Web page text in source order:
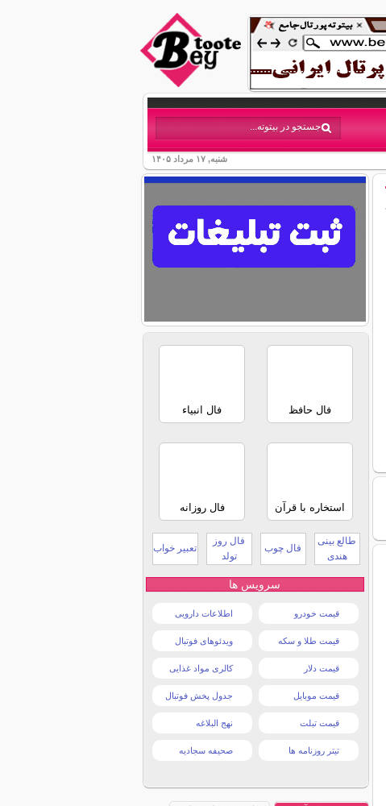
شنبه, ۱۷ مرداد ۱۴۰۵
فال حافظ فال انبیاء
استخاره با قرآن فال روزانه
طالع بینی
هندی
فال چوب
فال روز
تولد
تعبیر خواب
سرویس ها
قیمت خودرو اطلاعات دارویی
قیمت طلا و سکه ویدئوهای فوتبال
قیمت دلار کالری مواد غذایی
قیمت موبایل جدول پخش فوتبال
قیمت تبلت نهج البلاغه
تیتر روزنامه ها صحیفه سجادیه